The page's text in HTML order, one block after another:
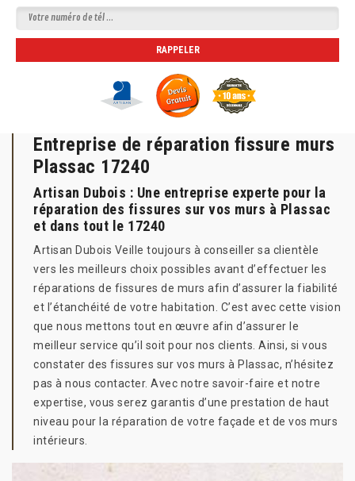
Entreprise de réparation fissure murs
Plassac 17240
Artisan Dubois : Une entreprise experte pour la
réparation des fissures sur vos murs à Plassac
et dans tout le 17240
Artisan Dubois Veille toujours à conseiller sa clientèle
vers les meilleurs choix possibles avant d’effectuer les
réparations de fissures de murs afin d’assurer la fiabilité
et l’étanchéité de votre habitation. C’est avec cette vision
que nous mettons tout en œuvre afin d’assurer le
meilleur service qu’il soit pour nos clients. Ainsi, si vous
constater des fissures sur vos murs à Plassac, n’hésitez
pas à nous contacter. Avec notre savoir-faire et notre
expertise, vous serez garantis d’une prestation de haut
niveau pour la réparation de votre façade et de vos murs
intérieurs.